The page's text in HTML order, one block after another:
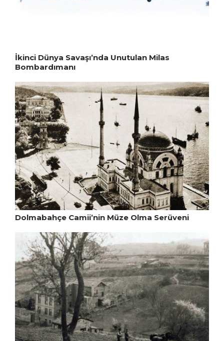
İkinci Dünya Savaşı’nda Unutulan Milas
Bombardımanı
Dolmabahçe Camii’nin Müze Olma Serüveni